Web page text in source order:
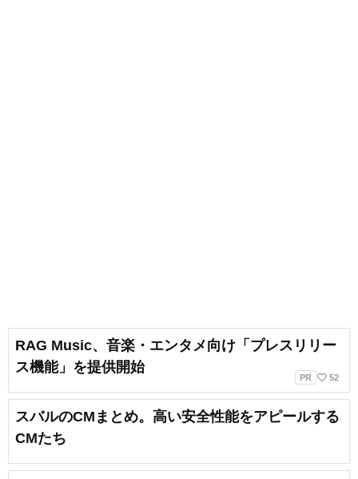
RAG Music、音楽・エンタメ向け「プレスリリー
ス機能」を提供開始
PR favorite_border 52
スバルのCMまとめ。高い安全性能をアピールする
CMたち